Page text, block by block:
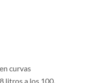
curvas
litros a los 100.